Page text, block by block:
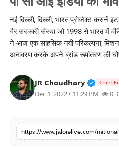
शिक्षा
लाइफस्टाइल
तकनीक
विशेष
बिज़नेस
नई दिल्ली, दिल्ली, भारत प्रोजैक्ट कंसर्न
गैर सरकारी संस्था जो 1998 से भारत में
ने आज एक साहसिक नयी परिकल्पना,
अनावरण करके अपने ब्रांड रूपांतरण की
JR Choudhary Chief
Dec 1, 2022 • 11:29 PM 0